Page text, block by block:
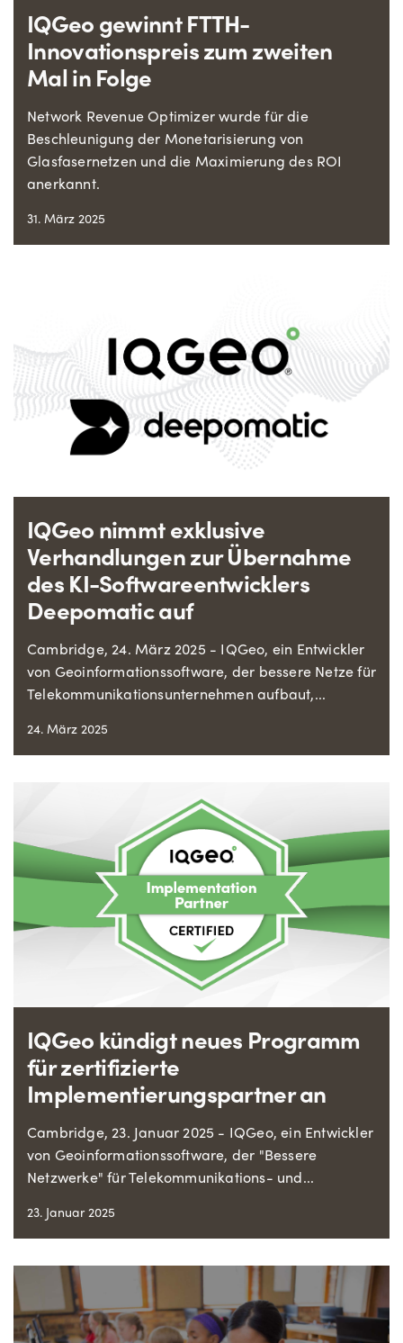
IQGeo gewinnt FTTH-
Innovationspreis zum zweiten
Mal in Folge
Network Revenue Optimizer wurde für die
Beschleunigung der Monetarisierung von
Glasfasernetzen und die Maximierung des ROI
anerkannt.
31. März 2025
IQGeo nimmt exklusive
Verhandlungen zur Übernahme
des KI-Softwareentwicklers
Deepomatic auf
Cambridge, 24. März 2025 - IQGeo, ein Entwickler
von Geoinformationssoftware, der bessere Netze für
Telekommunikationsunternehmen aufbaut,...
24. März 2025
IQGeo kündigt neues Programm
für zertifizierte
Implementierungspartner an
Cambridge, 23. Januar 2025 - IQGeo, ein Entwickler
von Geoinformationssoftware, der "Bessere
Netzwerke" für Telekommunikations- und...
23. Januar 2025